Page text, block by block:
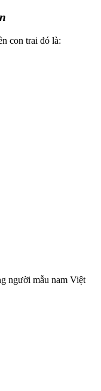
con trai đó là:
người mẫu nam Việt